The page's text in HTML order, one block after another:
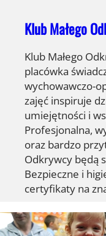
Klub Małego
Klub Małego
placówka
wychowawczo-
zajęć inspiruje
umiejętności i
Profesjonalna,
oraz bardzo
Odkrywcy będą
Bezpieczne i
certyfikaty na